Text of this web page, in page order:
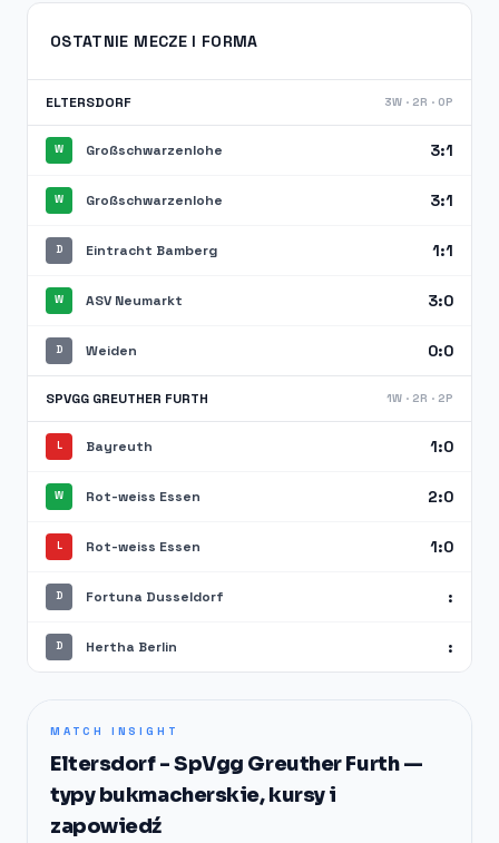
OSTATNIE MECZE I FORMA
ELTERSDORF 3W · 2R · 0P
W Großschwarzenlohe 3:1
W Großschwarzenlohe 3:1
D Eintracht Bamberg 1:1
W ASV Neumarkt 3:0
D Weiden 0:0
SPVGG GREUTHER FURTH 1W · 2R · 2P
L Bayreuth 1:0
W Rot-weiss Essen 2:0
L Rot-weiss Essen 1:0
D Fortuna Dusseldorf :
D Hertha Berlin :
MATCH INSIGHT
Eltersdorf - SpVgg Greuther Furth —
typy bukmacherskie, kursy i
zapowiedź